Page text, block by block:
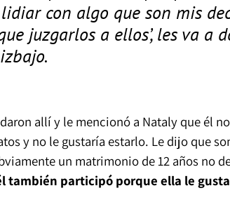
con algo que son mis
juzgarlos a ellos’, les va a
allí y le mencionó a Nataly que él
y no le gustaría estarlo. Le dijo que
un matrimonio de 12 años no
también participó porque ella le